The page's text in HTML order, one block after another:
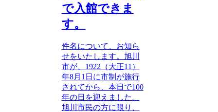
で入館できま
す。
件名について、お知ら
せをいたします。旭川
市が、1922（大正11）
年8月1日に市制が施行
されてから、本日で100
年の日を迎えました。
旭川市民の方に限り、